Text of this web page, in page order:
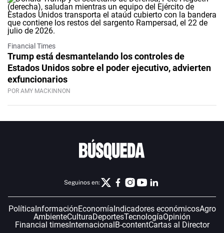
Financial Times
Trump está desmantelando los controles de
Estados Unidos sobre el poder ejecutivo, advierten
exfuncionarios
POR AMY MACKINNON
Seguinos en:
PolíticaInformaciónEconomíaIndicadores económicosAgro
AmbienteCulturaDeportesTecnologíaOpinión
Financial timesInternacionalB-contentCartas al Director